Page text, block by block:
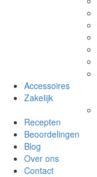
Accessoires
Zakelijk
Recepten
Beoordelingen
Blog
Over ons
Contact